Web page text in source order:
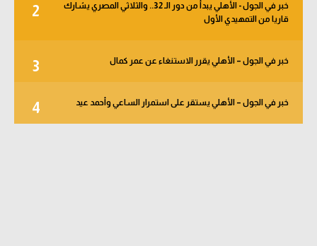
2
خبر في الجول - الأهلي يبدأ من دور الـ 32.. والثلاثي المصري يشارك
قاريا من التمهيدي الأول
3 خبر في الجول – الأهلي يقرر الاستنغاء عن عمر كمال
4 خبر في الجول – الأهلي يستقر على استمرار الساعي وأحمد عيد